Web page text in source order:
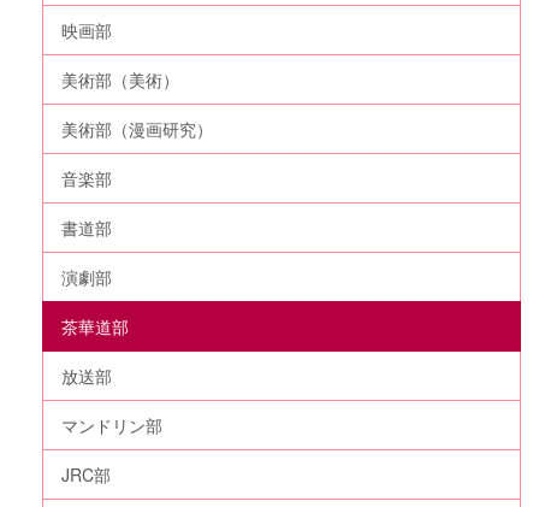
映画部
美術部（美術）
美術部（漫画研究）
音楽部
書道部
演劇部
茶華道部
放送部
マンドリン部
JRC部